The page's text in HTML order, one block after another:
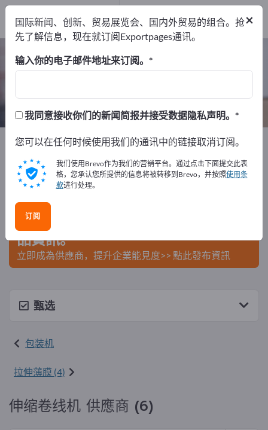
伸缩卷线机 – 查找制造商和供应商
6 6
出口商6
制造商6
Exportpages 运输与包装 包装机 伸缩卷线机
在Exportpages免費刊登廣告！
在Exportpages上發布您的公司與產
品資訊。
立即成為供應商，提升企業能見度>> 點此發布資訊
甄选
包装机
拉伸薄膜 (4)
伸缩卷线机 供應商 (6)
×
国际新闻、创新、贸易展览会、国内外贸易的组合。抢
先了解信息，现在就订阅Exportpages通讯。
输入你的电子邮件地址来订阅。
我同意接收你们的新闻简报并接受数据隐私声明。
您可以在任何时候使用我们的通讯中的链接取消订阅。
我们使用Brevo作为我们的营销平台。通过点击下面提交此表
格，您承认您所提供的信息将被转移到Brevo，并按照使用条
款进行处理。
订阅